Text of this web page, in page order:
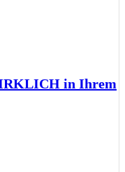
in Ihrem